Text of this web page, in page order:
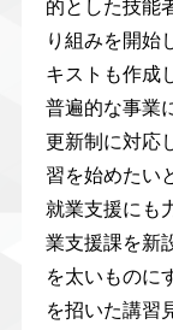
的とした技能
り組みを開始
キストも作成
普遍的な事業
更新制に対応
習を始めたい
就業支援にも
業支援課を新
を太いものに
を招いた講習